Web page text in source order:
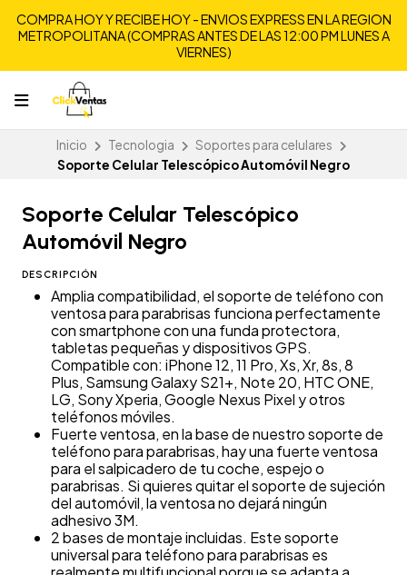
COMPRA HOY Y RECIBE HOY - ENVIOS EXPRESS EN LA REGION
METROPOLITANA (COMPRAS ANTES DE LAS 12:00 PM LUNES A
VIERNES)
Inicio Tecnologia
Soportes para celulares
Soporte Celular Telescópico Automóvil Negro
Soporte Celular Telescópico
Automóvil Negro
DESCRIPCIÓN
Amplia compatibilidad, el soporte de teléfono con
ventosa para parabrisas funciona perfectamente
con smartphone con una funda protectora,
tabletas pequeñas y dispositivos GPS.
Compatible con: iPhone 12, 11 Pro, Xs, Xr, 8s, 8
Plus, Samsung Galaxy S21+, Note 20, HTC ONE,
LG, Sony Xperia, Google Nexus Pixel y otros
teléfonos móviles.
Fuerte ventosa, en la base de nuestro soporte de
teléfono para parabrisas, hay una fuerte ventosa
para el salpicadero de tu coche, espejo o
parabrisas. Si quieres quitar el soporte de sujeción
del automóvil, la ventosa no dejará ningún
adhesivo 3M.
2 bases de montaje incluidas. Este soporte
universal para teléfono para parabrisas es